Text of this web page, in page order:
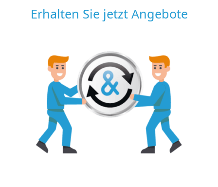
Erhalten Sie jetzt Angebote